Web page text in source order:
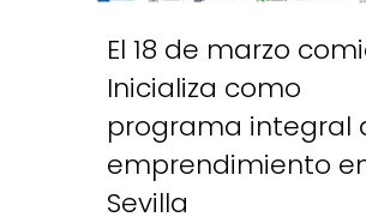
El 18 de marzo
Inicializa como
programa integral
emprendimiento
Sevilla